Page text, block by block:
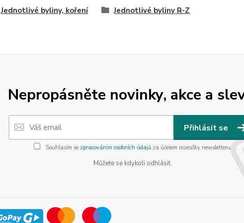
Jednotlivé byliny, koření Jednotlivé byliny R-Z
Nepropásněte novinky, akce a
Přihlásit se
Souhlasím se zpracováním osobních údajůza účelem rozesílky newsletteru.
Můžete se kdykoli odhlásit.